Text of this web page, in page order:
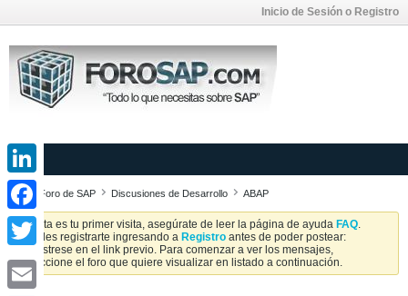
Inicio de Sesión o Registro
Foro de SAP Discusiones de Desarrollo ABAP
Si esta es tu primer visita, asegúrate de leer la página de ayuda FAQ.
Puedes registrarte ingresando a Registro antes de poder postear:
Regístrese en el link previo. Para comenzar a ver los mensajes,
seleccione el foro que quiere visualizar en listado a continuación.
LinkedIn
Facebook
Twitter